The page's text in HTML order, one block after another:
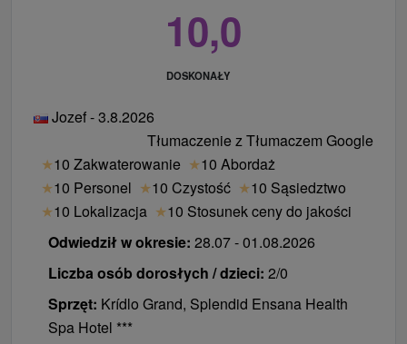
10,0
DOSKONAŁY
Jozef - 3.8.2026
Tłumaczenie z Tłumaczem Google
★10 Zakwaterowanie ★10 Abordaż
★10 Personel ★10 Czystość ★10 Sąsiedztwo
★10 Lokalizacja ★10 Stosunek ceny do jakości
Odwiedził w okresie: 28.07 - 01.08.2026
Liczba osób dorosłych / dzieci: 2/0
Sprzęt: Krídlo Grand, Splendid Ensana Health
Spa Hotel ***